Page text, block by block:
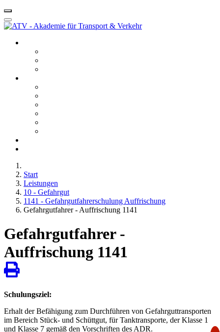
Start
Leistungen
10 - Gefahrgut
1141 - Gefahrgutfahrerschulung Auffrischung
Gefahrgutfahrer - Auffrischung 1141
Gefahrgutfahrer -
Auffrischung 1141
Schulungsziel:
Erhalt der Befähigung zum Durchführen von Gefahrguttransporten
im Bereich Stück- und Schüttgut, für Tanktransporte, der Klasse 1
und Klasse 7 gemäß den Vorschriften des ADR.